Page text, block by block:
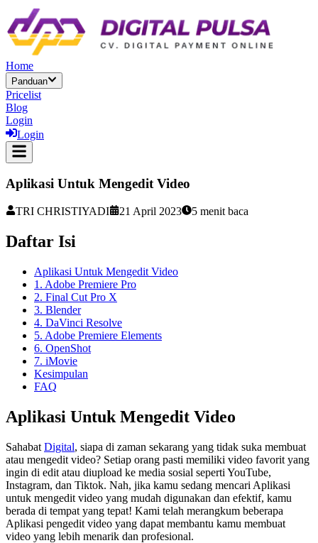
Home
Panduan
Pricelist
Blog
Login
Login
Aplikasi Untuk Mengedit Video
TRI CHRISTIYADI 21 April 2023 5 menit baca
Daftar Isi
Aplikasi Untuk Mengedit Video
1. Adobe Premiere Pro
2. Final Cut Pro X
3. Blender
4. DaVinci Resolve
5. Adobe Premiere Elements
6. OpenShot
7. iMovie
Kesimpulan
FAQ
Aplikasi Untuk Mengedit Video
Sahabat Digital, siapa di zaman sekarang yang tidak suka membuat
atau mengedit video? Setiap orang pasti memiliki video favorit yang
ingin di edit atau diupload ke media sosial seperti YouTube,
Instagram, dan Tiktok. Nah, jika kamu sedang mencari Aplikasi
untuk mengedit video yang mudah digunakan dan efektif, kamu
berada di tempat yang tepat! Kami telah merangkum beberapa
Aplikasi pengedit video yang dapat membantu kamu membuat
video yang lebih menarik dan profesional.